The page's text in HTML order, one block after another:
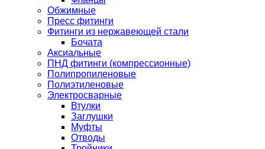
Обжимные
Пресс фитинги
Фитинги из нержавеющей стали
Бочата
Аксиальные
ПНД фитинги (компрессионные)
Полипропиленовые
Полиэтиленовые
Электросварные
Втулки
Заглушки
Муфты
Отводы